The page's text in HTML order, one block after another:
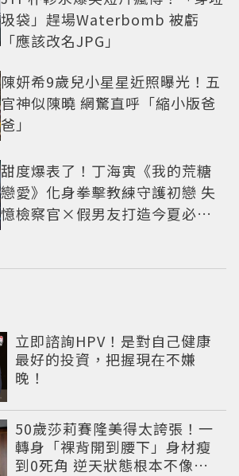
圾袋」趕場Waterbomb 被虧
「應該改名JPG」
陳妍希9歲兒小星星近照曝光！五
官神似陳曉 網驚直呼「縮小版爸
爸」
甜度爆表了！丁海寅《我的荒糖
戀愛》化身拳擊教練守護初戀 失
憶檢察官×假男友打造今夏必看
立即諮詢HPV！是對自己健康
最好的投資，把握現在不嫌
晚！
50歲莎莉賽隆美得太誇張！一
轉身「裸背開到腰下」身材瘦
到0死角 逆天狀態根本不像年